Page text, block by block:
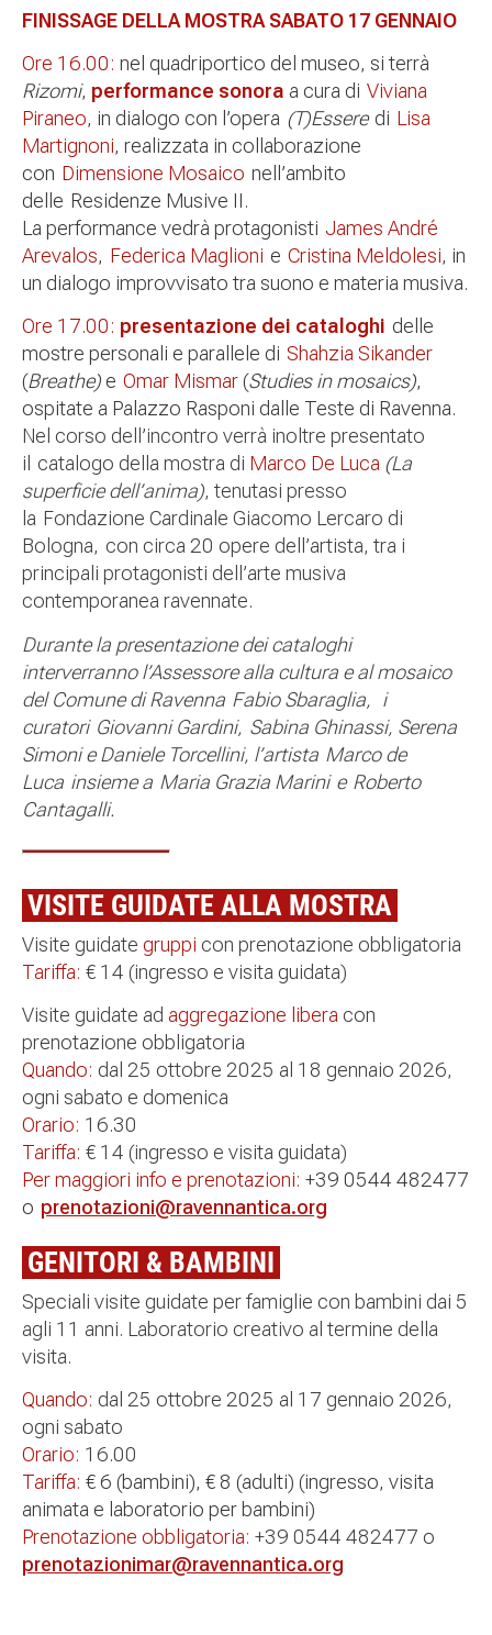
FINISSAGE DELLA MOSTRA SABATO 17 GENNAIO
Ore 16.00: nel quadriportico del museo, si terrà
Rizomi, performance sonora a cura di Viviana
Piraneo, in dialogo con l’opera (T)Esseredi Lisa
Martignoni, realizzata in collaborazione
con Dimensione Mosaico nell’ambito
delle Residenze Musive II.
La performance vedrà protagonisti James André
Arevalos, Federica Maglioni e Cristina Meldolesi, in
un dialogo improvvisato tra suono e materia musiva.
Ore 17.00: presentazione dei cataloghi delle
mostre personali e parallele di Shahzia Sikander
(Breathe)e Omar Mismar(Studies in mosaics),
ospitate a Palazzo Rasponi dalle Teste di Ravenna.
Nel corso dell’incontro verrà inoltre presentato
il catalogo della mostra di Marco De Luca (La
superficie dell’anima), tenutasi presso
la Fondazione Cardinale Giacomo Lercaro di
Bologna, con circa 20 opere dell’artista, tra i
principali protagonisti dell’arte musiva
contemporanea ravennate.
Durante la presentazione dei cataloghi
interverranno l’Assessore alla cultura e al mosaico
del Comune di Ravenna Fabio Sbaraglia, i
curatori Giovanni Gardini, Sabina Ghinassi, Serena
Simoni e Daniele Torcellini, l’artista Marco de
Luca insieme a Maria Grazia Marini e Roberto
Cantagalli.
VISITE GUIDATE ALLA MOSTRA
Visite guidate gruppi con prenotazione obbligatoria
Tariffa: € 14 (ingresso e visita guidata)
Visite guidate ad aggregazione libera con
prenotazione obbligatoria
Quando: dal 25 ottobre 2025 al 18 gennaio 2026,
ogni sabato e domenica
Orario: 16.30
Tariffa: € 14 (ingresso e visita guidata)
Per maggiori info e prenotazioni: +39 0544 482477
o prenotazioni@ravennantica.org
GENITORI & BAMBINI
Speciali visite guidate per famiglie con bambini dai 5
agli 11 anni. Laboratorio creativo al termine della
visita.
Quando: dal 25 ottobre 2025 al 17 gennaio 2026,
ogni sabato
Orario: 16.00
Tariffa: € 6 (bambini), € 8 (adulti) (ingresso, visita
animata e laboratorio per bambini)
Prenotazione obbligatoria: +39 0544 482477 o
prenotazionimar@ravennantica.org